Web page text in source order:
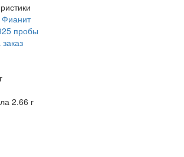
Фианит
пробы
2.66 г